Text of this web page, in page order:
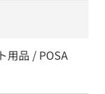
用品 / POSA